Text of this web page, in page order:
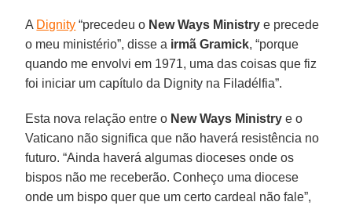
A Dignity “precedeu o New Ways Ministry e precede
o meu ministério”, disse a irmã Gramick, “porque
quando me envolvi em 1971, uma das coisas que fiz
foi iniciar um capítulo da Dignity na Filadélfia”.
Esta nova relação entre o New Ways Ministry e o
Vaticano não significa que não haverá resistência no
futuro. “Ainda haverá algumas dioceses onde os
bispos não me receberão. Conheço uma diocese
onde um bispo quer que um certo cardeal não fale”,